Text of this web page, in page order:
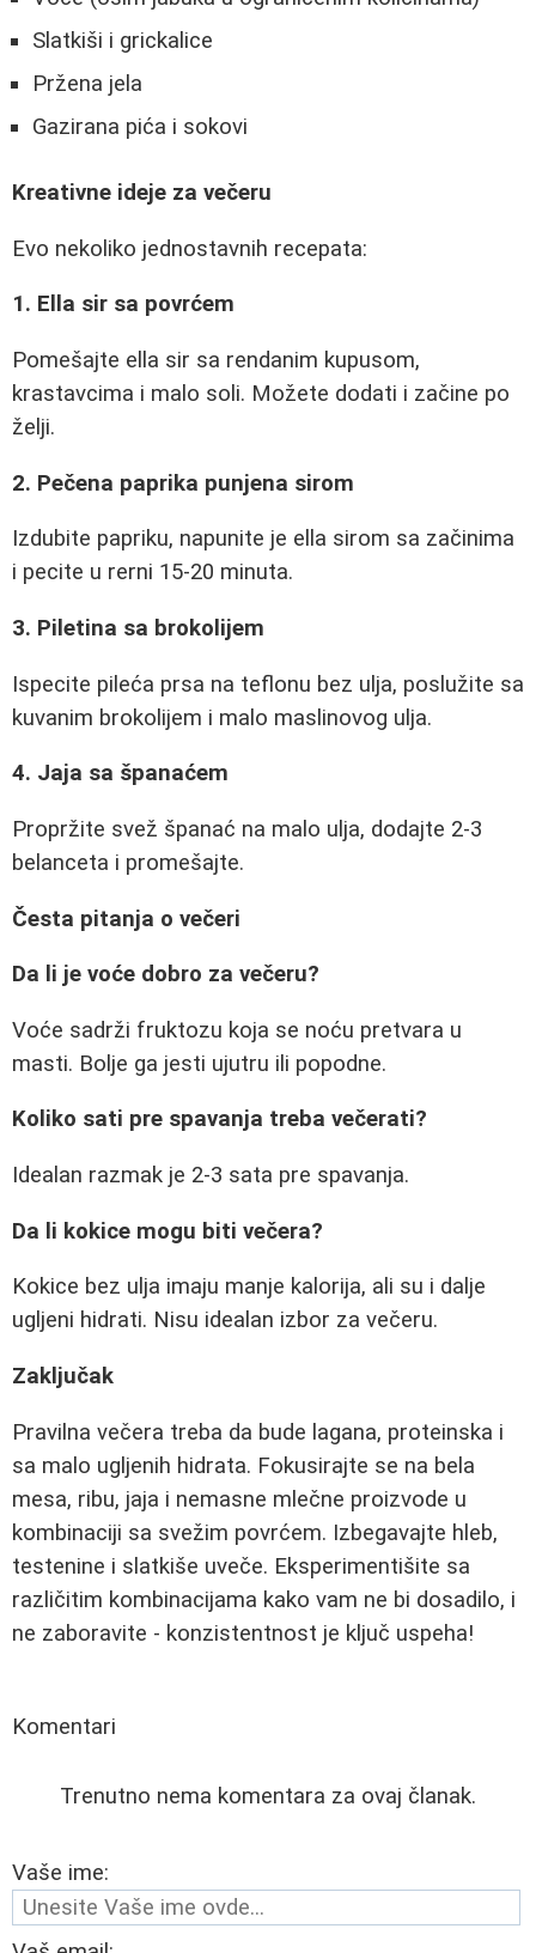
Slatkiši i grickalice
Pržena jela
Gazirana pića i sokovi
Kreativne ideje za večeru
Evo nekoliko jednostavnih recepata:
1. Ella sir sa povrćem
Pomešajte ella sir sa rendanim kupusom,
krastavcima i malo soli. Možete dodati i začine po
želji.
2. Pečena paprika punjena sirom
Izdubite papriku, napunite je ella sirom sa začinima
i pecite u rerni 15-20 minuta.
3. Piletina sa brokolijem
Ispecite pileća prsa na teflonu bez ulja, poslužite sa
kuvanim brokolijem i malo maslinovog ulja.
4. Jaja sa španaćem
Propržite svež španać na malo ulja, dodajte 2-3
belanceta i promešajte.
Česta pitanja o večeri
Da li je voće dobro za večeru?
Voće sadrži fruktozu koja se noću pretvara u
masti. Bolje ga jesti ujutru ili popodne.
Koliko sati pre spavanja treba večerati?
Idealan razmak je 2-3 sata pre spavanja.
Da li kokice mogu biti večera?
Kokice bez ulja imaju manje kalorija, ali su i dalje
ugljeni hidrati. Nisu idealan izbor za večeru.
Zaključak
Pravilna večera treba da bude lagana, proteinska i
sa malo ugljenih hidrata. Fokusirajte se na bela
mesa, ribu, jaja i nemasne mlečne proizvode u
kombinaciji sa svežim povrćem. Izbegavajte hleb,
testenine i slatkiše uveče. Eksperimentišite sa
različitim kombinacijama kako vam ne bi dosadilo, i
ne zaboravite - konzistentnost je ključ uspeha!
Komentari
Trenutno nema komentara za ovaj članak.
Vaše ime: